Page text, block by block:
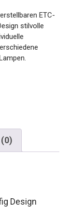
ETC-
stilvolle
Design